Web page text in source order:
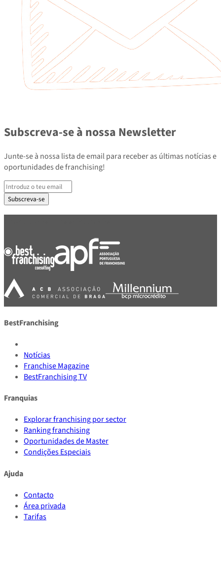
Subscreva-se à nossa Newsletter
Junte-se à nossa lista de email para receber as últimas notícias e
oportunidades de franchising!
Subscreva-se
BestFranchising
Notícias
Franchise Magazine
BestFranchising TV
Franquias
Explorar franchising por sector
Ranking franchising
Oportunidades de Master
Condições Especiais
Ajuda
Contacto
Área privada
Tarifas